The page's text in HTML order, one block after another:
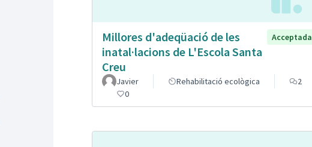
Millores d'adeqüació de les
inatal·lacions de L'Escola Santa
Creu
Acceptada
Javier Rehabilitació ecològica
2
0